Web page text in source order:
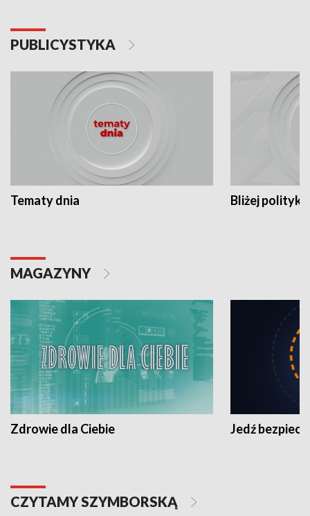
PUBLICYSTYKA
Tematy dnia Bliżej polityki
MAGAZYNY
Zdrowie dla Ciebie Jedź
CZYTAMY SZYMBORSKĄ